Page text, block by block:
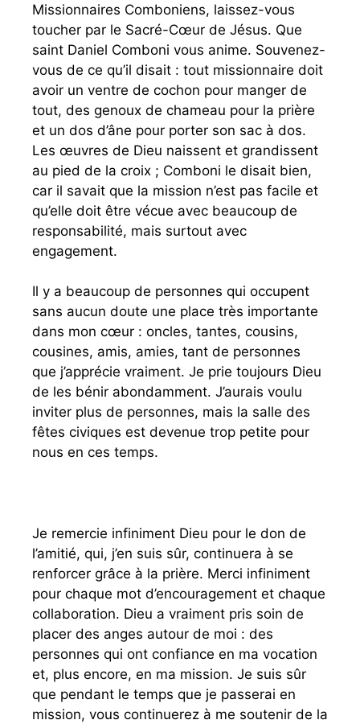
Missionnaires Comboniens, laissez-vous
toucher par le Sacré-Cœur de Jésus. Que
saint Daniel Comboni vous anime. Souvenez-
vous de ce qu’il disait : tout missionnaire doit
avoir un ventre de cochon pour manger de
tout, des genoux de chameau pour la prière
et un dos d’âne pour porter son sac à dos.
Les œuvres de Dieu naissent et grandissent
au pied de la croix ; Comboni le disait bien,
car il savait que la mission n’est pas facile et
qu’elle doit être vécue avec beaucoup de
responsabilité, mais surtout avec
engagement.
Il y a beaucoup de personnes qui occupent
sans aucun doute une place très importante
dans mon cœur : oncles, tantes, cousins,
cousines, amis, amies, tant de personnes
que j’apprécie vraiment. Je prie toujours Dieu
de les bénir abondamment. J’aurais voulu
inviter plus de personnes, mais la salle des
fêtes civiques est devenue trop petite pour
nous en ces temps.
Je remercie infiniment Dieu pour le don de
l’amitié, qui, j’en suis sûr, continuera à se
renforcer grâce à la prière. Merci infiniment
pour chaque mot d’encouragement et chaque
collaboration. Dieu a vraiment pris soin de
placer des anges autour de moi : des
personnes qui ont confiance en ma vocation
et, plus encore, en ma mission. Je suis sûr
que pendant le temps que je passerai en
mission, vous continuerez à me soutenir de la